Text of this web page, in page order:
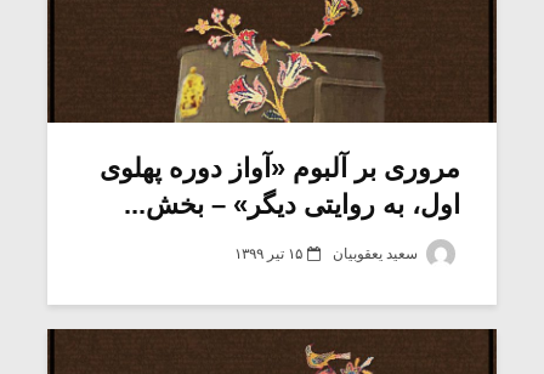
مروری بر آلبوم «آواز دوره پهلوی
اول، به روایتی دیگر» – بخش...
سعید یعقوبیان ۱۵ تیر ۱۳۹۹
میکلوش روژا
یادداشتی بر موسیقی
شیش و نیم»
مشهورترین باشی،